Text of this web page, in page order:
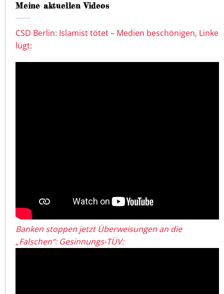
Meine aktuellen Videos
CSD Berlin: Islamist tötet – Medien beschönigen, Linke
lügt:
Banken stoppen jetzt Überweisungen an die
„Falschen“: Gesinnungs-TÜV: